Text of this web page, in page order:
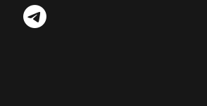
facebook
Telegram